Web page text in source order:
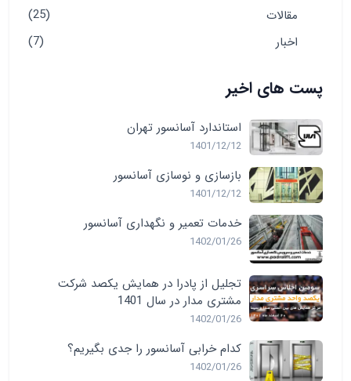
مقالات
(25)
اخبار
(7)
پست های اخیر
استاندارد آسانسور تهران
1401/12/12
بازسازی و نوسازی آسانسور
1401/12/12
خدمات تعمیر و نگهداری آسانسور
1402/01/26
تجلیل از پادرا در همایش یکصد شرکت
مشتری مدار در سال 1401
1402/01/26
کدام خرابی آسانسور را جدی بگیریم؟
1402/01/26